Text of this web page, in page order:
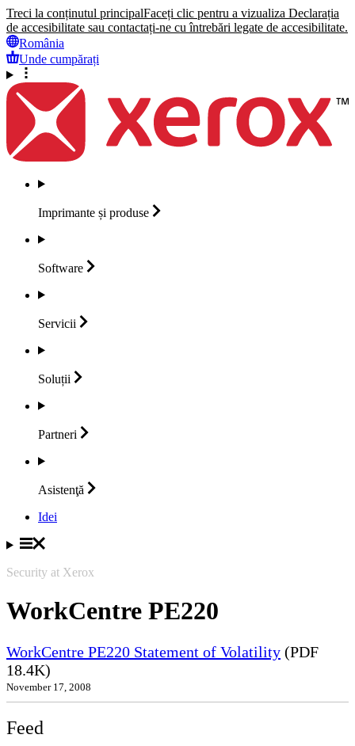
Treci la conținutul principalFaceți clic pentru a vizualiza Declarația
de accesibilitate sau contactați-ne cu întrebări legate de accesibilitate.
România
Unde cumpărați
Imprimante și produse
Software
Servicii
Soluții
Partneri
Asistenţă
Idei
Security at Xerox
WorkCentre PE220
WorkCentre PE220 Statement of Volatility (PDF
18.4K)
November 17, 2008
Feed